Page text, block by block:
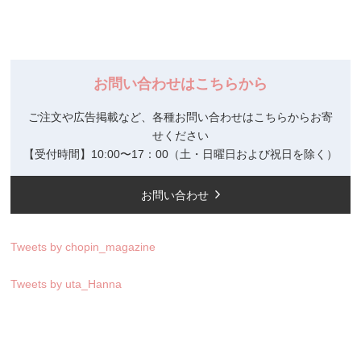
お問い合わせはこちらから
ご注文や広告掲載など、各種お問い合わせはこちらからお寄
せください
【受付時間】10:00〜17：00（土・日曜日および祝日を除く）
お問い合わせ
Tweets by chopin_magazine
Tweets by uta_Hanna